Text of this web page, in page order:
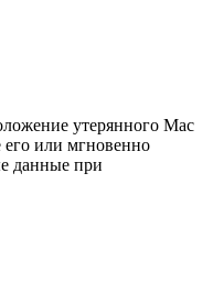
утерянного Mac
его или мгновенно
данные при